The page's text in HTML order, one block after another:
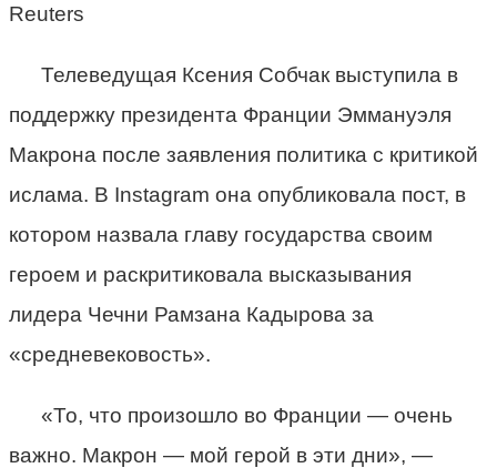
Reuters
Телеведущая Ксения Собчак выступила в
поддержку президента Франции Эммануэля
Макрона после заявления политика с критикой
ислама. В Instagram она опубликовала пост, в
котором назвала главу государства своим
героем и раскритиковала высказывания
лидера Чечни Рамзана Кадырова за
«средневековость».
«То, что произошло во Франции — очень
важно. Макрон — мой герой в эти дни», —